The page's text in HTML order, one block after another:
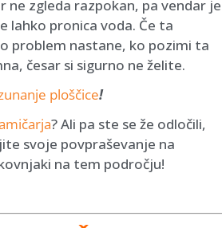
ne zgleda razpokan, pa vendar je
lahko pronica voda. Če ta
problem nastane, ko pozimi ta
česar si sigurno ne želite.
ploščice!
? Ali pa ste se že odločili,
svoje povpraševanje na
na tem področju!